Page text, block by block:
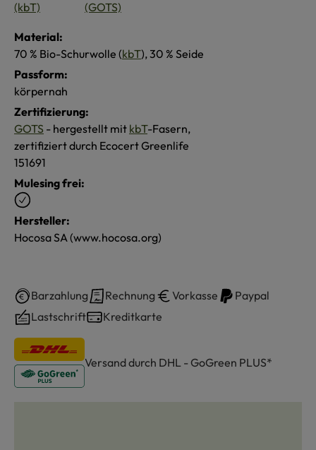
Material:
70 % Bio-Schurwolle (kbT), 30 % Seide
Passform:
körpernah
Zertifizierung:
GOTS - hergestellt mit kbT-Fasern,
zertifiziert durch Ecocert Greenlife
151691
Mulesing frei:
Hersteller:
Hocosa SA (www.hocosa.org)
Barzahlung Rechnung Vorkasse
Paypal
Lastschrift
Kreditkarte
Versand durch DHL - GoGreen PLUS*